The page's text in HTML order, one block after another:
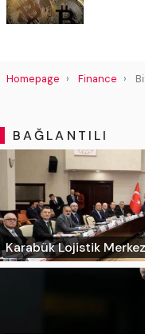
Homepage Finance
BAĞLANTILI
Karabük Lojistik